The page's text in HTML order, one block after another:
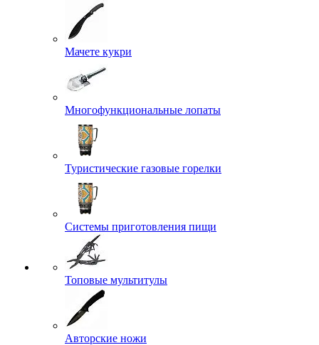
Мачете кукри
Многофункциональные лопаты
Туристические газовые горелки
Системы приготовления пищи
Топовые мультитулы
Авторские ножи